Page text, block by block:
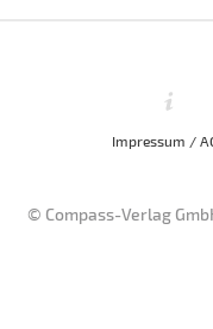
Impressum /
© Compass-Verlag